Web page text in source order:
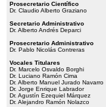
Prosecretario Científico
Dr. Claudio Alberto Graziano
Secretario Administrativo
Dr. Alberto Andrés Deparci
Prosecretario Administrativo
Dr. Pablo Nicolás Contreras
Vocales Titulares
Dr. Marcelo Osvaldo Borghi
Dr. Luciano Ramón Cima
Dr. Alberto Manuel Jurado Navarro
Dr. Jorge Enrique Labrador
Dr. Agustín Ezequiel Márquez
Dr. Alejandro Ramón Nolazco